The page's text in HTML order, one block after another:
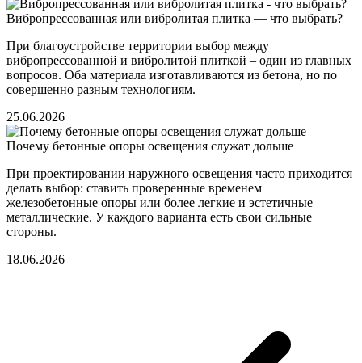
Вибропрессованная или вибролитая плитка — что выбрать?
При благоустройстве территории выбор между
вибропрессованной и вибролитой плиткой – один из главных
вопросов. Оба материала изготавливаются из бетона, но по
совершенно разным технологиям.
25.06.2026
Почему бетонные опоры освещения служат дольше
При проектировании наружного освещения часто приходится
делать выбор: ставить проверенные временем
железобетонные опоры или более легкие и эстетичные
металлические. У каждого варианта есть свои сильные
стороны.
18.06.2026